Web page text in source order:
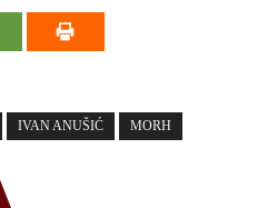
IVAN ANUŠIĆ MORH